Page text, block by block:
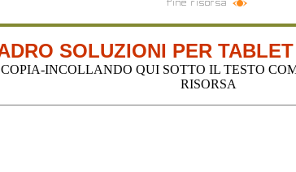
SOLUZIONI PER
INCOLLANDO QUI SOTTO IL TESTO
RISORSA